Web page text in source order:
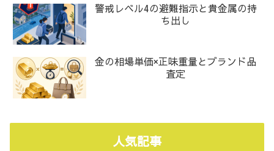
警戒レベル4の避難指示と貴金属の持
ち出し
金の相場単価×正味重量とブランド品
査定
人気記事